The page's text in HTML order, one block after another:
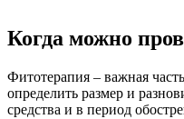
Когда можно
Фитотерапия – важная
определить размер и
средства и в период